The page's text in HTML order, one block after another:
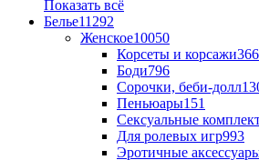
Показать всё
Белье11292
Женское10050
Корсеты и корсажи366
Боди796
Сорочки, беби-долл
Пеньюары151
Сексуальные
Для ролевых игр993
Эротичные